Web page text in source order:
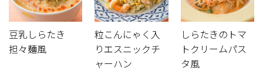
豆乳しらたき
担々麺風
粒こんにゃく入
りエスニックチ
ャーハン
しらたきのトマ
トクリームパス
タ風